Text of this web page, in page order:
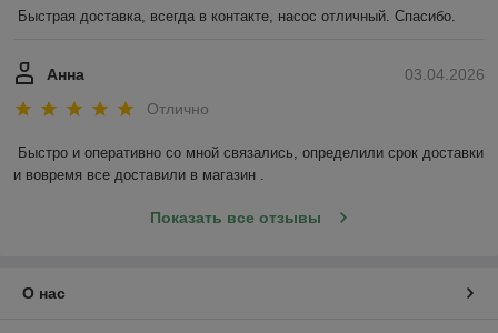
Быстрая доставка, всегда в контакте, насос отличный. Спасибо.
03.04.2026
Анна
Отлично
Быстро и оперативно со мной связались, определили срок доставки
и вовремя все доставили в магазин .
Показать все отзывы
О нас